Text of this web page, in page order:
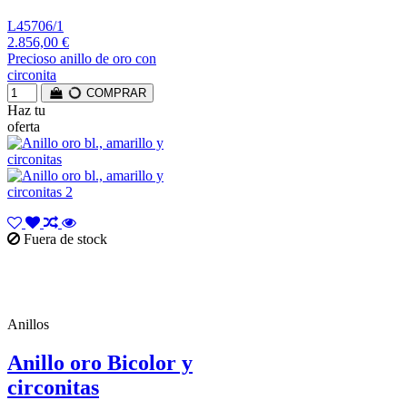
L45706/1
2.856,00 €
Precioso anillo de oro con
circonita
COMPRAR
Haz tu
oferta
Fuera de stock
Anillos
Anillo oro Bicolor y
circonitas